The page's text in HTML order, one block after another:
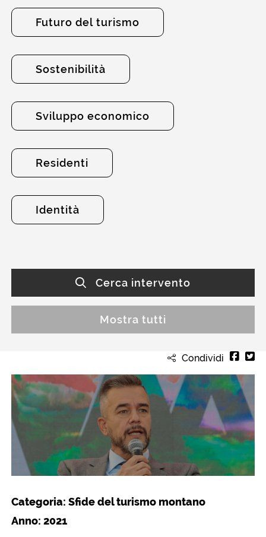
Futuro del turismo
Sostenibilità
Sviluppo economico
Residenti
Identità
Cerca intervento
Mostra tutti
Condividi
Categoria: Sfide del turismo montano
Anno: 2021